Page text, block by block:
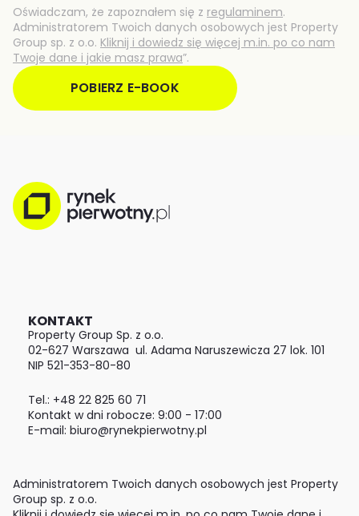
Oświadczam, że zapoznałem się z regulaminem.
Administratorem Twoich danych osobowych jest Property
Group sp. z o.o. ​​ Kliknij i dowiedz się więcej m.in. po co nam
Twoje dane i jakie masz prawa”.
KONTAKT
Property Group Sp. z o.o.
02-627 Warszawa ul. Adama Naruszewicza 27 lok. 101​
NIP 521-353-80-80
Tel.: +48 22 825 60 71
Kontakt w dni robocze: 9:00 - 17:00
E-mail: biuro@rynekpierwotny.pl
Administratorem Twoich danych osobowych jest Property
Group sp. z o.o.